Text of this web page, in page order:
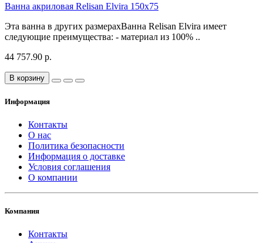
Ванна акриловая Relisan Elvira 150x75
Эта ванна в других размерахВанна Relisan Elvira имеет
следующие преимущества: - материал из 100% ..
44 757.90 р.
В корзину
Информация
Контакты
О нас
Политика безопасности
Информация о доставке
Условия соглашения
О компании
Компания
Контакты